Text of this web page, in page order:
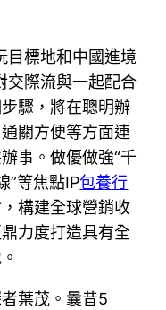
目標地和中國進境
交際流與一起配合
驟，將在聰明辦
關方便等方面連
事。做優做強“千
”等焦點IP包養行
構建全球營銷收
力度打造具有全
葉茂。曩昔5